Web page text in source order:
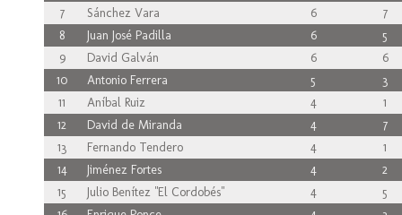
7
Sánchez Vara 6
7
8
Juan José Padilla 6
5
9
David Galván 6
6
10
Antonio Ferrera 5
3
11
Aníbal Ruiz 4
1
12
David de Miranda 4
7
13
Fernando Tendero 4
1
14
Jiménez Fortes 4
2
15
Julio Benítez "El Cordobés" 4
5